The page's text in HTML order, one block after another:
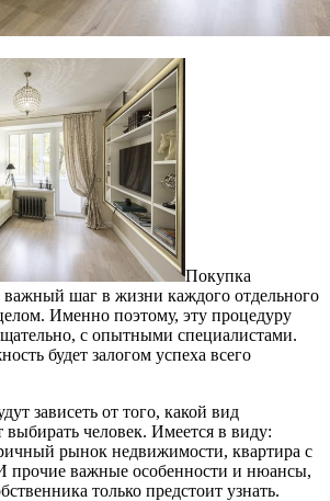
Покупка
важный шаг в жизни каждого отдельного
Именно поэтому, эту процедуру
с опытными специалистами.
будет залогом успеха всего
зависеть от того, какой вид
человек. Имеется в виду:
рынок недвижимости, квартира с
прочие важные особенности и нюансы,
только предстоит узнать.